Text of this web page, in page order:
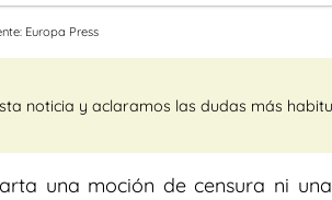
Europa Press
noticia y aclaramos las dudas más
una moción de censura ni